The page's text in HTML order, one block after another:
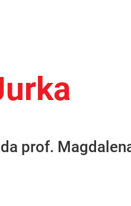
prof.